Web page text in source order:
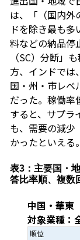
は、「（国内外
ドを除き最も
料などの納品停
（SC）分断」
方、インドでは
国・州・市レベ
だった。稼働率
すると、サプラ
も、需要の減少
かったといえる。
表3：主要国・
答比率順、複数
中国・華東
対象業種：
順位